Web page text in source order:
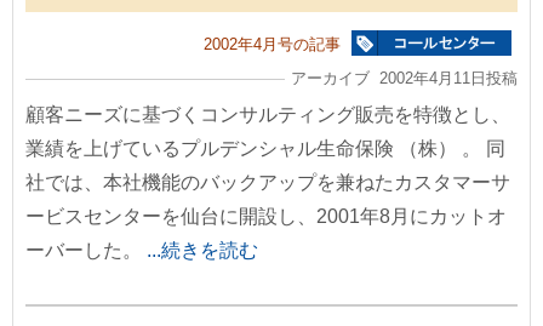
2002年4月号の記事
アーカイブ 2002年4月11日投稿
顧客ニーズに基づくコンサルティング販売を特徴とし、
業績を上げているプルデンシャル生命保険 （株） 。 同
社では、本社機能のバックアップを兼ねたカスタマーサ
ービスセンターを仙台に開設し、2001年8月にカットオ
ーバーした。 ...続きを読む